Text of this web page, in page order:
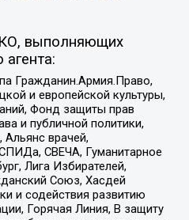
выполняющих
Гражданин.Армия.Право,
и европейской культуры,
Фонд защиты прав
и публичной политики,
врачей,
СВЕЧА, Гуманитарное
Лига Избирателей,
Союз, Хасдей
и содействия развитию
Горячая Линия, В защиту